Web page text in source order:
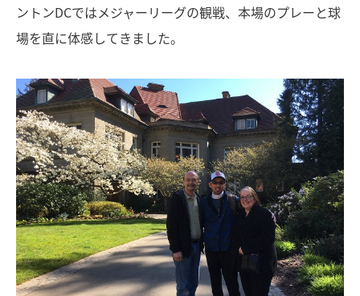
ントンDCではメジャーリーグの観戦、本場のプレーと球
場を直に体感してきました。